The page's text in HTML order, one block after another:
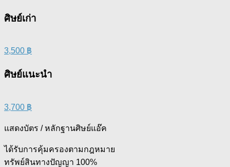
ศิษย์เก่า
3,500 ฿​
ศิษย์แนะนำ
3,700 ฿
แสดงบัตร / หลักฐานศิษย์แอ๊ค
ได้รับการคุ้มครองตามกฎหมาย
ทรัพย์สินทางปัญญา 100%